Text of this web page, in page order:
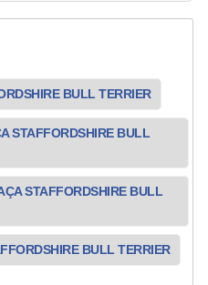
BULL TERRIER
STAFFORDSHIRE BULL
STAFFORDSHIRE BULL
BULL TERRIER